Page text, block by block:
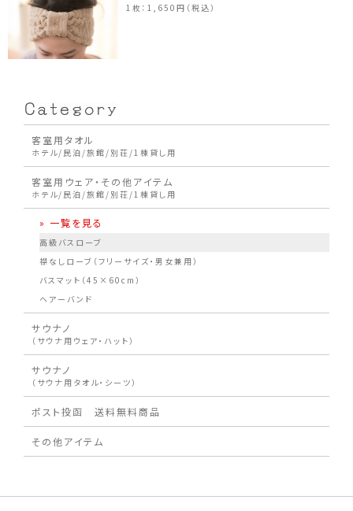
1枚：1,650円（税込）
客室用タオル
ホテル/民泊/旅館/別荘/1棟貸し用
客室用ウェア・その他アイテム
ホテル/民泊/旅館/別荘/1棟貸し用
» 一覧を見る
高級バスローブ
襟なしローブ（フリーサイズ・男女兼用）
バスマット（45×60cm）
ヘアーバンド
サウナノ
（サウナ用ウェア・ハット）
サウナノ
（サウナ用タオル・シーツ）
ポスト投函 送料無料商品
その他アイテム